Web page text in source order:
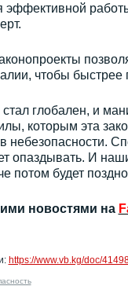
эффективной
чтобы быстрее
глобален, и
которым эта
небезопасности.
опаздывать. И
потом будет
новостями на
https://www.vb.kg/doc/